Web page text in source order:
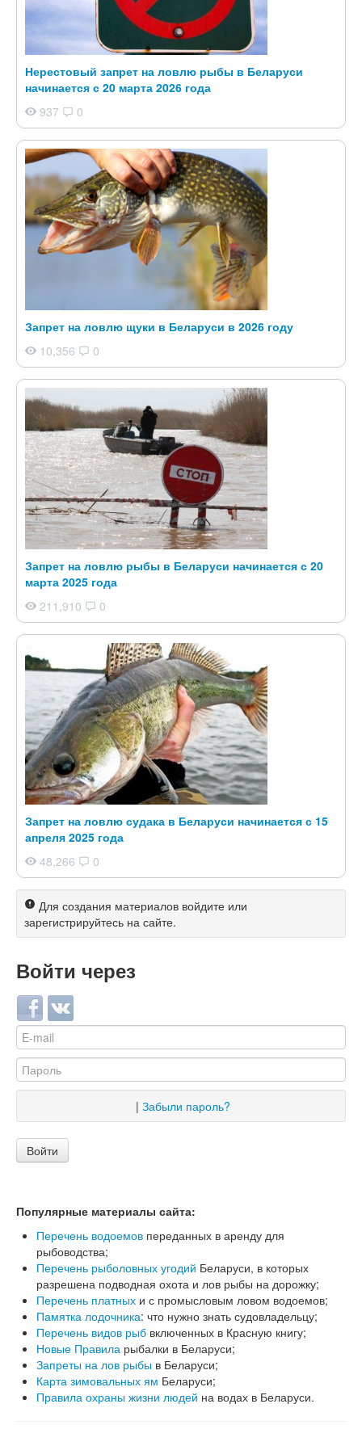
Нерестовый запрет на ловлю рыбы в Беларуси
начинается с 20 марта 2026 года
937
0
Запрет на ловлю щуки в Беларуси в 2026 году
10,356
0
Запрет на ловлю рыбы в Беларуси начинается с 20
марта 2025 года
211,910
0
Запрет на ловлю судака в Беларуси начинается с 15
апреля 2025 года
48,266
0
Для создания материалов войдите или
зарегистрируйтесь на сайте.
Войти через
Login with Facebook
Login with ВКонтакте
| Забыли пароль?
Войти
Популярные материалы сайта:
Перечень водоемов переданных в аренду для
рыбоводства;
Перечень рыболовных угодий Беларуси, в которых
разрешена подводная охота и лов рыбы на дорожку;
Перечень платных и с промысловым ловом водоемов;
Памятка лодочника: что нужно знать судовладельцу;
Перечень видов рыб включенных в Красную книгу;
Новые Правила рыбалки в Беларуси;
Запреты на лов рыбы в Беларуси;
Карта зимовальных ям Беларуси;
Правила охраны жизни людей на водах в Беларуси.